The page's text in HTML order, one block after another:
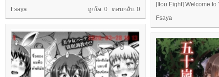
ถูกใจ: 0 ตอบกลับ: 0
Fsaya
[Itou Eight] Welcome to
Fsaya